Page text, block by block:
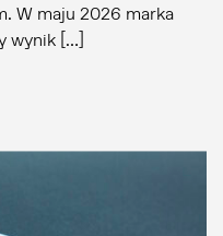
W maju 2026 marka
wynik […]